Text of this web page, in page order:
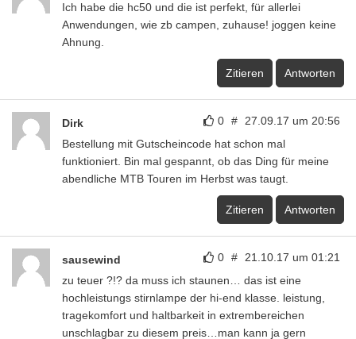
Ich habe die hc50 und die ist perfekt, für allerlei
Anwendungen, wie zb campen, zuhause! joggen keine
Ahnung.
Zitieren Antworten
0 # 27.09.17 um 20:56
Dirk
Bestellung mit Gutscheincode hat schon mal
funktioniert. Bin mal gespannt, ob das Ding für meine
abendliche MTB Touren im Herbst was taugt.
Zitieren Antworten
0 # 21.10.17 um 01:21
sausewind
zu teuer ?!? da muss ich staunen… das ist eine
hochleistungs stirnlampe der hi-end klasse. leistung,
tragekomfort und haltbarkeit in extrembereichen
unschlagbar zu diesem preis…man kann ja gern